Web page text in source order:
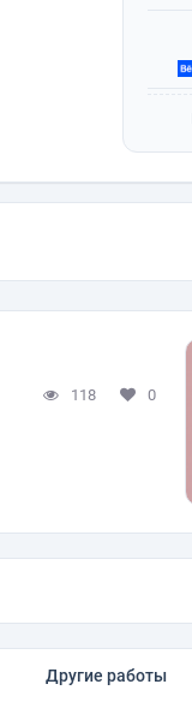
118 0
Другие работы